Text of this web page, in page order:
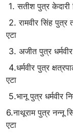
1. सतीश पुत्र केदारी
2. रामवीर सिंह पुत्र
एटा
3. अजीत पुत्र
4.धर्मवीर पुत्र
एटा
5.भानू पुत्र धर्मवीर
6.नाथूराम पुत्र नन्नू
एटा